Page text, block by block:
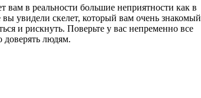
вам в реальности большие неприятности как в
увидели скелет, который вам очень знакомый
и рискнуть. Поверьте у вас непременно все
доверять людям.